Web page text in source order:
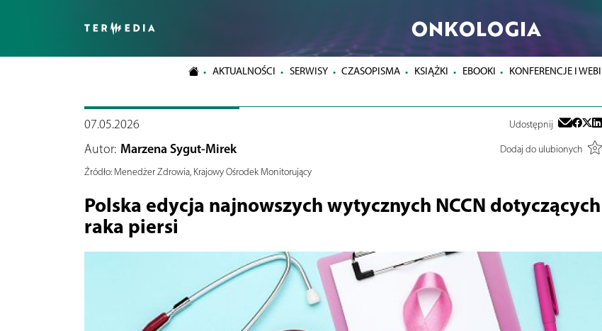
ONKOLOGIA
AKTUALNOŚCI SERWISY CZASOPISMA KSIĄŻKI EBOOKI KONFERENCJE I
07.05.2026 Udostępnij
Autor: Marzena Sygut-Mirek
Dodaj do ulubionych
Źródło:Menedżer Zdrowia, Krajowy Ośrodek Monitorujący
Polska edycja najnowszych wytycznych NCCN dotyczących
raka piersi